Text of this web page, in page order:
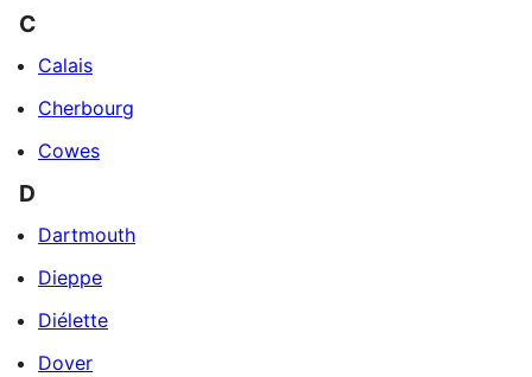
C
Calais
Cherbourg
Cowes
D
Dartmouth
Dieppe
Diélette
Dover